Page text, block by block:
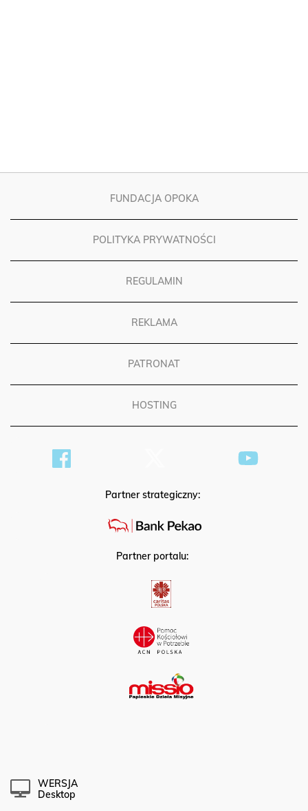
FUNDACJA OPOKA
POLITYKA PRYWATNOŚCI
REGULAMIN
REKLAMA
PATRONAT
HOSTING
Partner strategiczny:
Partner portalu:
WERSJA
Desktop